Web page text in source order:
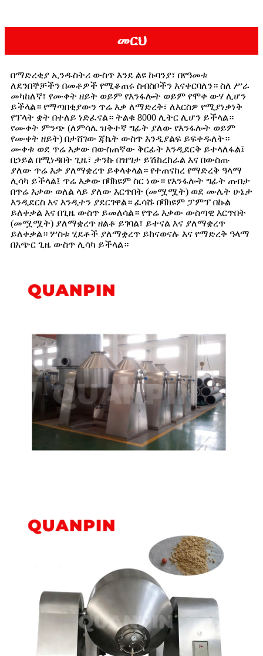
መርህ
በማድረቂያ ኢንዱስትሪ ውስጥ እንደ ልዩ ኩባንያ፣ በየዓመቱ
ለደንበኞቻችን በመቶዎች የሚቆጠሩ ስብስቦችን እናቀርባለን። ስለ ሥራ
መካከለኛ፣ የሙቀት ዘይት ወይም የእንፋሎት ወይም የሞቀ ውሃ ሊሆን
ይችላል። የማጣበቂያውን ጥሬ እቃ ለማድረቅ፣ ለእርስዎ የሚያነቃነቅ
የፕላት ቋት በተለይ ነድፈናል። ትልቁ 8000 ሊትር ሊሆን ይችላል።
የሙቀት ምንጭ (ለምሳሌ ዝቅተኛ ግፊት ያለው የእንፋሎት ወይም
የሙቀት ዘይት) በታሸገው ጃኬት ውስጥ እንዲያልፍ ይፍቀዱለት።
ሙቀቱ ወደ ጥሬ እቃው በውስጠኛው ቅርፊት እንዲደርቅ ይተላለፋል፤
በኃይል በሚነዳበት ጊዜ፣ ታንኩ በዝግታ ይሽከረከራል እና በውስጡ
ያለው ጥሬ እቃ ያለማቋረጥ ይቀላቀላል። የተጠናከረ የማድረቅ ዓላማ
ሊሳካ ይችላል፤ ጥሬ እቃው በቫክዩም ስር ነው። የእንፋሎት ግፊት ጠብታ
በጥሬ እቃው ወለል ላይ ያለው እርጥበት (መሟሟት) ወደ ሙሌት ሁኔታ
እንዲደርስ እና እንዲተን ያደርገዋል። ፈሳሹ በቫክዩም ፓምፕ በኩል
ይለቀቃል እና በጊዜ ውስጥ ይመለሳል። የጥሬ እቃው ውስጣዊ እርጥበት
(መሟሟት) ያለማቋረጥ ዘልቆ ይገባል፣ ይተናል እና ያለማቋረጥ
ይለቀቃል። ሦስቱ ሂደቶች ያለማቋረጥ ይከናወናሉ እና የማድረቅ ዓላማ
በአጭር ጊዜ ውስጥ ሊሳካ ይችላል።